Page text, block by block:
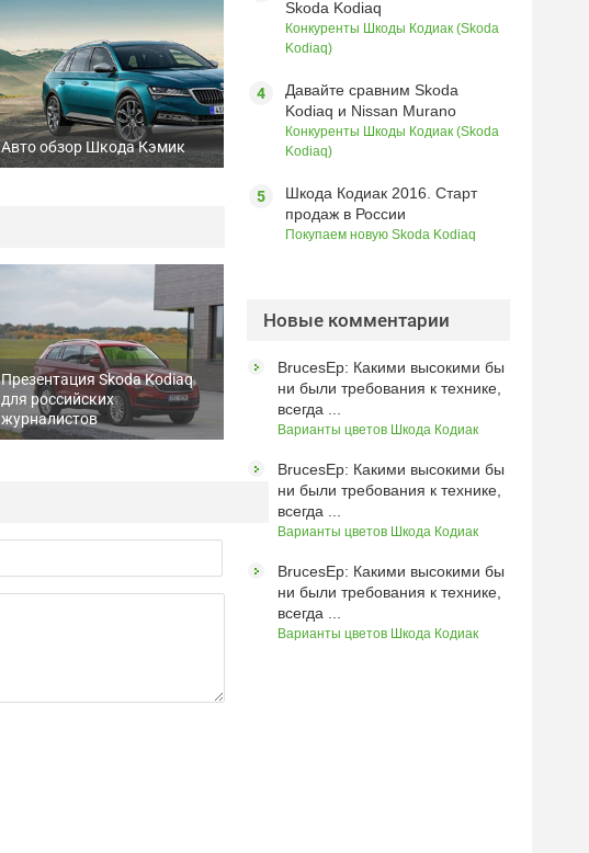
Авто обзор Шкода Кэмик
Презентация Skoda Kodiaq
для российских
журналистов
Skoda Kodiaq
Конкуренты Шкоды Кодиак (Skoda
Kodiaq)
Давайте сравним Skoda
Kodiaq и Nissan Murano
Конкуренты Шкоды Кодиак (Skoda
Kodiaq)
Шкода Кодиак 2016. Старт
продаж в России
Покупаем новую Skoda Kodiaq
Новые комментарии
BrucesEp: Какими высокими бы
ни были требования к технике,
всегда ...
Варианты цветов Шкода Кодиак
BrucesEp: Какими высокими бы
ни были требования к технике,
всегда ...
Варианты цветов Шкода Кодиак
BrucesEp: Какими высокими бы
ни были требования к технике,
всегда ...
Варианты цветов Шкода Кодиак